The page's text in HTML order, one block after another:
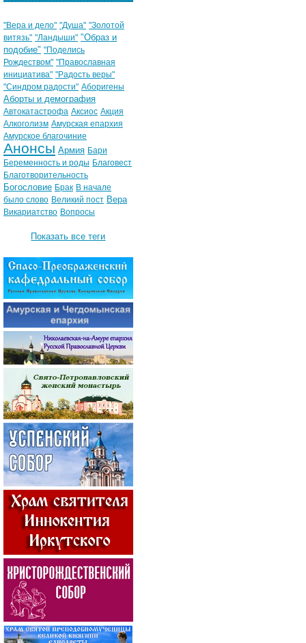
"Вера и дело" "Душа" "Золотой
витязь" "Ландыши" "Образ и
подобие" "Поделись
Рождеством" "Православная
инициатива" "Радость веры"
"Синдром радости" Аборигены
Аборты и демография
Автокатастрофа Аксиос Акция
Алкоголизм Амурская епархия
Амурское благочиние
Анонсы Армия Бари
Беременность и роды Благовест
Благотворительность
Богословие Брак В начале
было слово Великий пост Вера
Викариатство Вопросы
Показать все теги